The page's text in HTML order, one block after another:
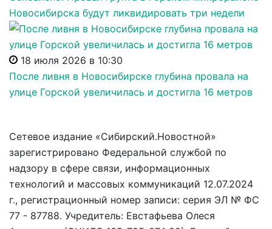
Новосибирска будут ликвидировать три недели
18 июля 2026 в 10:30
После ливня в Новосибирске глубина провала на
улице Горской увеличилась и достигла 16 метров
Сетевое издание «Сибирский.Новостной»
зарегистрировано Федеральной службой по
надзору в сфере связи, информационных
технологий и массовых коммуникаций 12.07.2024
г., регистрационный номер записи: серия ЭЛ № ФС
77 - 87788. Учредитель: Евстафьева Олеся